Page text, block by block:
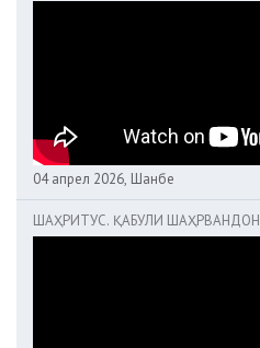
04 апрел 2026, Шанбе
ШАҲРИТУС. ҚАБУЛИ ШАҲРВАНДОН